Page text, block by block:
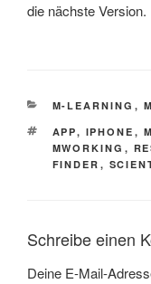
die nächste Version.
KATEGORIEN
M-LEARNING ,
APP, IPHONE ,
MWORKING ,
FINDER ,
Schreibe einen
Deine E-Mail-